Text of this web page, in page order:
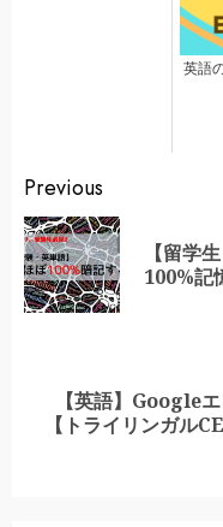
英語
Continue
Reading
Previous
【留学
100%記
Next
【英語】Google
【トライリンガル